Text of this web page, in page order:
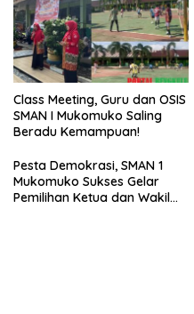
Class Meeting, Guru dan OSIS
SMAN I Mukomuko Saling
Beradu Kemampuan!
Pesta Demokrasi, SMAN 1
Mukomuko Sukses Gelar
Pemilihan Ketua dan Wakil